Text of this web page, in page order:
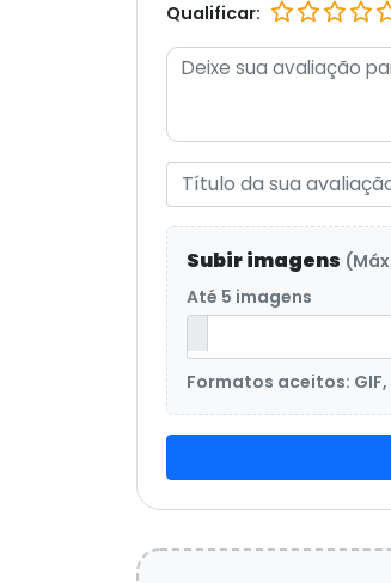
Qualificar:
Subir imagens
Até 5 imagens
Formatos aceitos: GIF,